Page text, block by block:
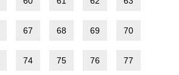
67 68 69 70
74 75 76 77